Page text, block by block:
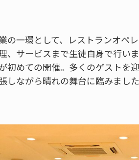
の一環として、レストランオペ
、サービスまで生徒自身で行い
初めての開催。多くのゲストを
しながら晴れの舞台に臨みました